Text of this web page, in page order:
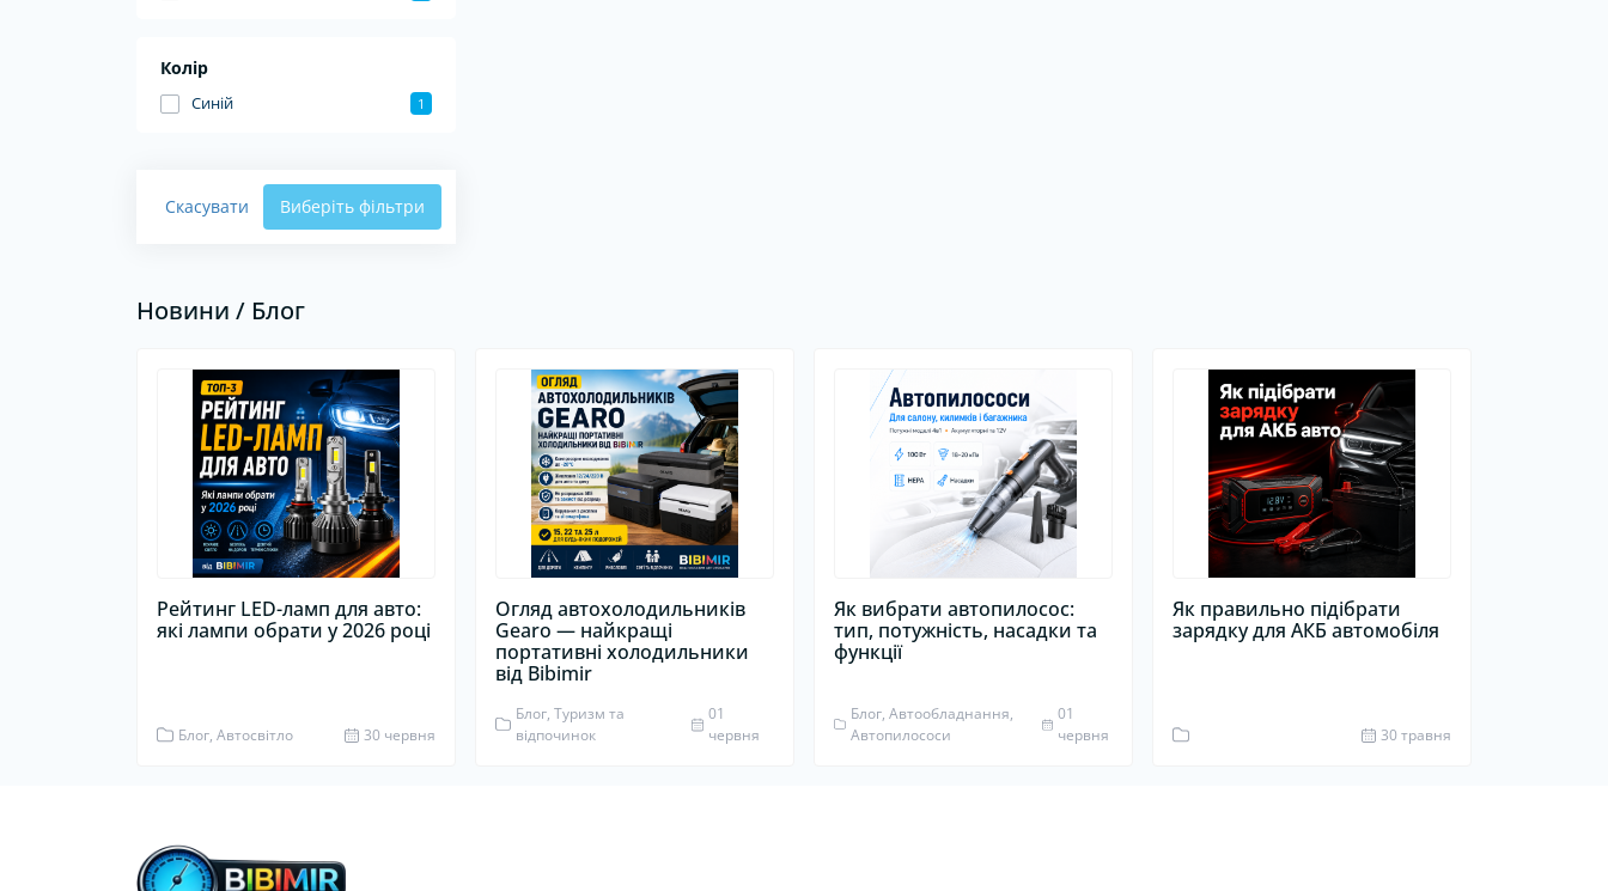
Колір
Синій 1
Скасувати Виберіть фільтри
Новини / Блог
Рейтинг LED-ламп для авто:
які лампи обрати у 2026 році
Блог, Автосвітло 30 червня
Огляд автохолодильників
Gearo — найкращі
портативні холодильники
від Bibimir
Блог, Туризм та
відпочинок
01
червня
Як вибрати автопилосос:
тип, потужність, насадки та
функції
Блог, Автообладнання,
Автопилососи
01
червня
Як правильно підібрати
зарядку для АКБ автомобіля
30 травня